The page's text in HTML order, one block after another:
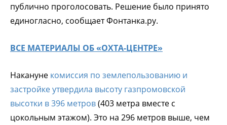
публично проголосовать. Решение было принято
единогласно, сообщает Фонтанка.ру.
ВСЕ МАТЕРИАЛЫ ОБ «ОХТА-ЦЕНТРЕ»
Накануне комиссия по землепользованию и
застройке утвердила высоту газпромовской
высотки в 396 метров(403 метра вместе с
цокольным этажом). Это на 296 метров выше, чем